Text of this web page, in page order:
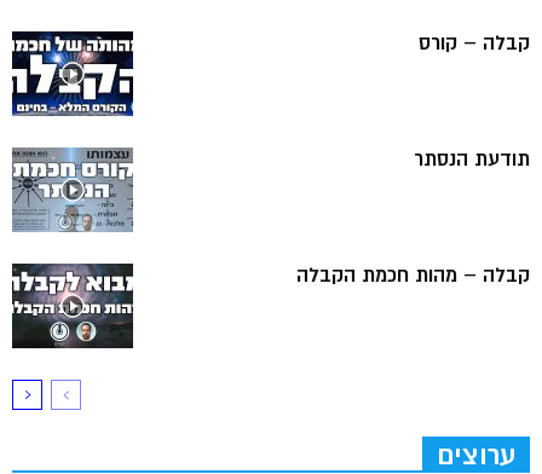
קבלה – קורס
תודעת הנסתר
קבלה – מהות חכמת הקבלה
ערוצים